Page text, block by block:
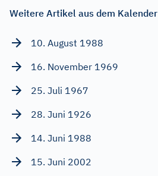
Weitere Artikel aus dem Kalender
10. August 1988
16. November 1969
25. Juli 1967
28. Juni 1926
14. Juni 1988
15. Juni 2002